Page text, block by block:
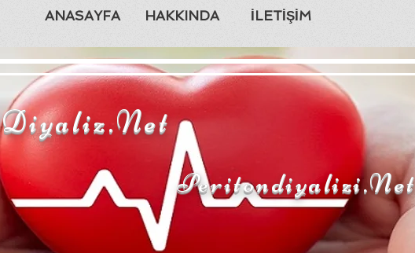
ANASAYFA HAKKINDA İLETİŞİM
Diyaliz.Net
Peritondiyalizi.Net